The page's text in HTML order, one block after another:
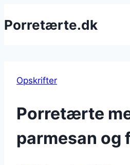
til
Porretærte.dk
Opskrifter
Porretærte
parmesan og